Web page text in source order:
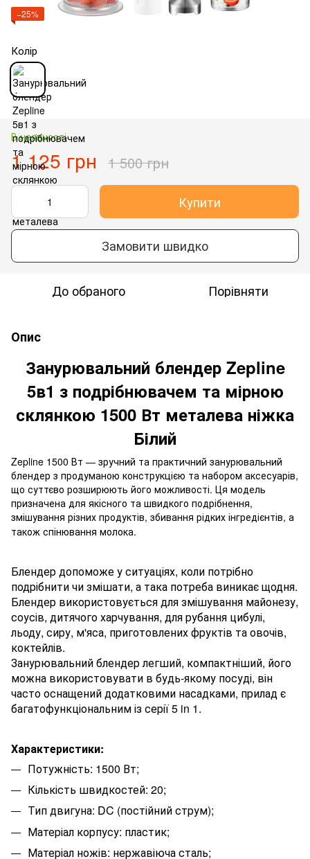
−25%
Колір
В наявності
1 125 грн 1 500 грн
Купити
Замовити швидко
До обраного Порівняти
Опис
Занурювальний блендер Zepline
5в1 з подрібнювачем та мірною
склянкою 1500 Вт металева ніжка
Білий
Zepline 1500 Вт — зручний та практичний занурювальний
блендер з продуманою конструкцією та набором аксесуарів,
що суттєво розширюють його можливості. Ця модель
призначена для якісного та швидкого подрібнення,
змішування різних продуктів, збивання рідких інгредієнтів, а
також спінювання молока.
Блендер допоможе у ситуаціях, коли потрібно
подрібнити чи змішати, а така потреба виникає щодня.
Блендер використовується для змішування майонезу,
соусів, дитячого харчування, для рубання цибулі,
льоду, сиру, м'яса, приготовлених фруктів та овочів,
коктейлів.
Занурювальний блендер легший, компактніший, його
можна використовувати в будь-якому посуді, він
часто оснащений додатковими насадками, прилад є
багатофункціональним із серії 5 in 1.
Характеристики:
Потужність: 1500 Вт;
Кількість швидкостей: 20;
Тип двигуна: DC (постійний струм);
Матеріал корпусу: пластик;
Матеріал ножів: нержавіюча сталь;